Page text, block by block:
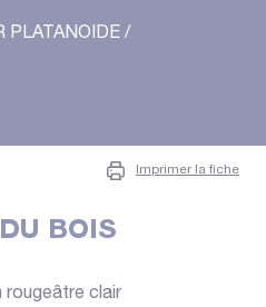
PLATANOIDE /
Imprimer la fiche
BOIS
rougeâtre clair